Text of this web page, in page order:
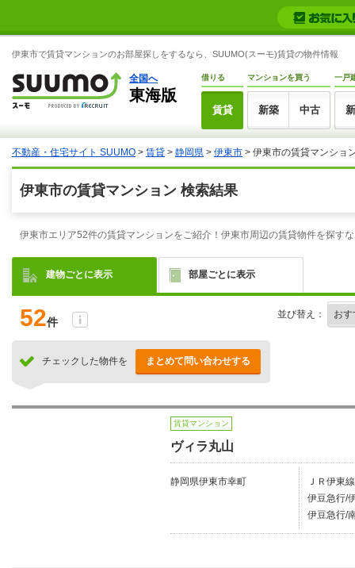
伊東市で賃貸マンションのお部屋探しをするなら、SUUMO(スーモ)賃貸の物件情報
全国へ
東海版
借りる
賃貸
マンションを買う
新築 中古
一戸
不動産・住宅サイト SUUMO > 賃貸 > 静岡県 > 伊東市 > 伊東市の賃貸マンショ
伊東市の賃貸マンション 検索結果
伊東市エリア52件の賃貸マンションをご紹介！伊東市周辺の賃貸物件を探す
建物ごとに表示 部屋ごとに表示
52件
並び替え：
チェックした物件を まとめて問い合わせする
賃貸マンション
ヴィラ丸山
静岡県伊東市幸町
ＪＲ伊東
伊豆急行/
伊豆急行/